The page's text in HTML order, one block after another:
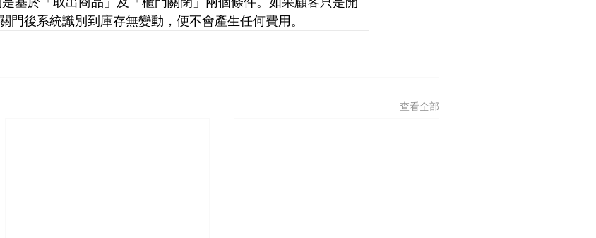
門後系統識別到庫存無變動，便不會產生任何費用。
查看全部